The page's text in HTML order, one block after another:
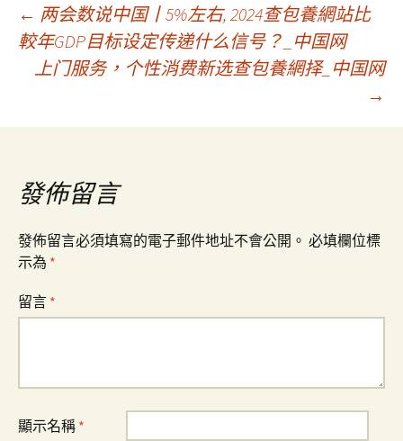
文
章
導
覽
← 两会数说中国丨5%左右, 2024查包養網站比
較年GDP目标设定传递什么信号？_中国网
上门服务，个性消费新选查包養網择_中国网
→
發佈留言
發佈留言必須填寫的電子郵件地址不會公開。 必填欄位標
示為 *
留言 *
顯示名稱 *